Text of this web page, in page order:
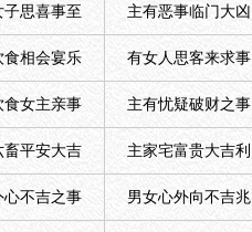
子思喜事至 主有恶事临门大凶
食相会宴乐 有女人思客来求事
食女主亲事 主有忧疑破财之事
畜平安大吉 主家宅富贵大吉利
心不吉之事 男女心外向不吉兆